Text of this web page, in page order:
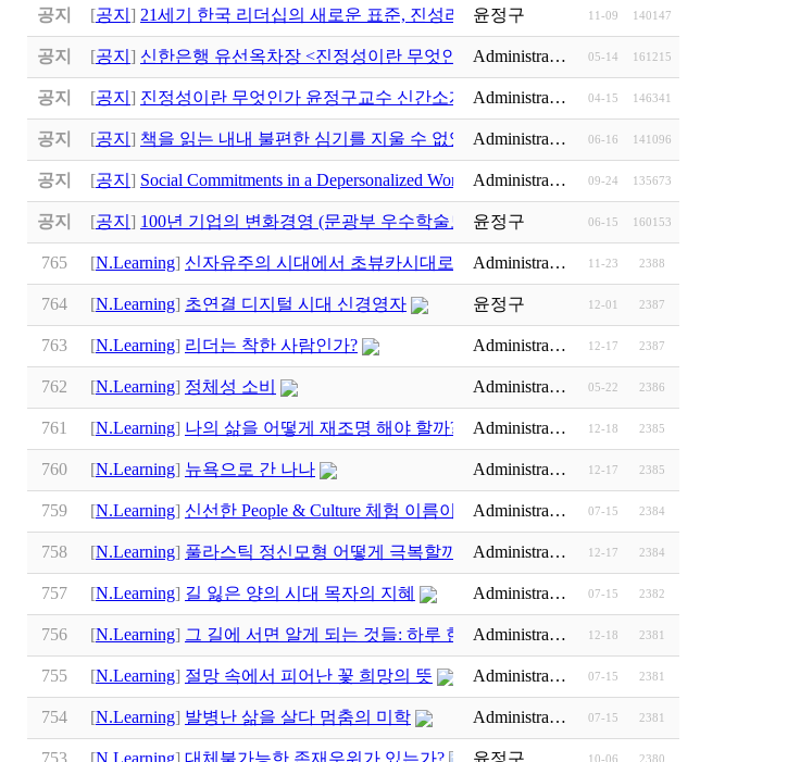
공지 [공지 ] 21세기 한국 리더십의 새로운 표준, 진성리더십 (Authentic Lead… (3)
윤정구 11-09 140147
공지 [공지 ] 신한은행 유선옥차장 <진정성이란 무엇인가> 책 리뷰
Administra… 05-14 161215
공지 [공지 ] 진정성이란 무엇인가 윤정구교수 신간소개 Administra… 04-15 146341
공지 [공지 ] 책을 읽는 내내 불편한 심기를 지울 수 없었다Administra… 06-16 141096
공지 [공지 ] Social Commitments in a Depersonalized World (미국 Jame Cole…
Administra… 09-24 135673
공지 [공지 ] 100년 기업의 변화경영 (문광부 우수학술도서 선정)
윤정구 06-15 160153
765 [N.Learning] 신자유주의 시대에서 초뷰카시대로 시대 지평의 대이동
Administra… 11-23 2388
764 [N.Learning] 초연결 디지털 시대 신경영자 윤정구 12-01 2387
763 [N.Learning] 리더는 착한 사람인가? Administra… 12-17 2387
762 [N.Learning] 정체성 소비 Administra… 05-22 2386
761 [N.Learning] 나의 삶을 어떻게 재조명 해야 할까? 초연결 초지능 플랫폼 시대
Administra… 12-18 2385
760 [N.Learning] 뉴욕으로 간 나나 Administra… 12-17 2385
759 [N.Learning] 신선한 People & Culture 체험 이름이 존재하는 이유
Administra… 07-15 2384
758 [N.Learning] 풀라스틱 정신모형 어떻게 극복할까? Administra… 12-17 2384
757 [N.Learning] 길 잃은 양의 시대 목자의 지혜 Administra… 07-15 2382
756 [N.Learning] 그 길에 서면 알게 되는 것들: 하루 한 시간의 여행
Administra… 12-18 2381
755 [N.Learning] 절망 속에서 피어난 꽃 희망의 뜻 Administra… 07-15 2381
754 [N.Learning] 발병난 삶을 살다 멈춤의 미학 Administra… 07-15 2381
753 [N.Learning] 대체불가능한 존재우위가 있는가? 윤정구 10-06 2380